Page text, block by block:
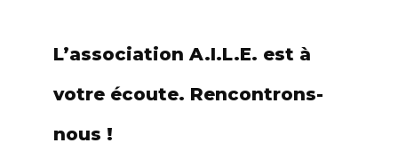
L’association A.I.L.E. est à
votre écoute. Rencontrons-
nous !